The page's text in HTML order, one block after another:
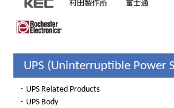
UPS (Uninterruptible Power
・ UPS Related Products
・ UPS Body